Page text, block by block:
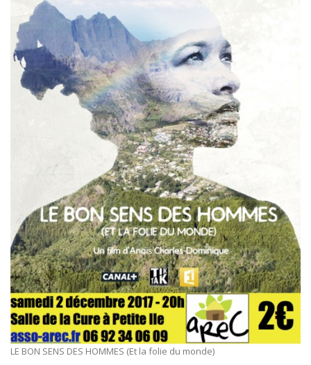
LE BON SENS DES HOMMES (Et la folie du monde)